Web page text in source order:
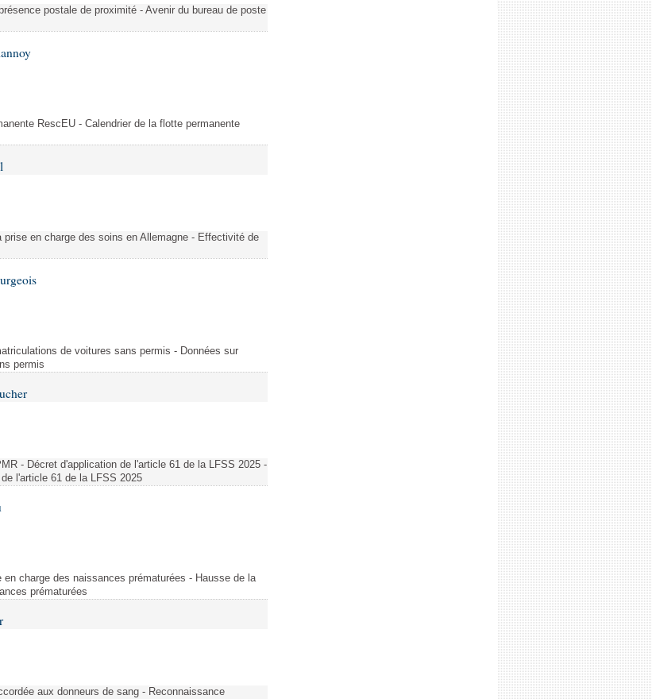
postale de proximité - Avenir du bureau de poste
RescEU - Calendrier de la flotte permanente
en charge des soins en Allemagne - Effectivité de
de voitures sans permis - Données sur
permis
- Décret d'application de l'article 61 de la LFSS 2025 -
l'article 61 de la LFSS 2025
charge des naissances prématurées - Hausse de la
prématurées
aux donneurs de sang - Reconnaissance